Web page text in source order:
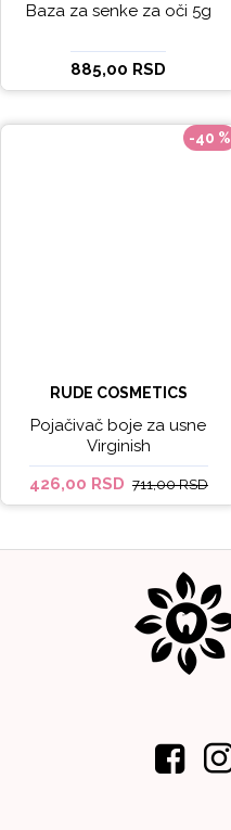
Baza za senke za oči 5g
885,00 RSD
-40 %
RUDE COSMETICS
Pojačivač boje za usne
Virginish
426,00 RSD 711,00 RSD